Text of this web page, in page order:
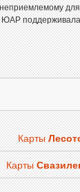
для
ЮАР
Карты
Карты